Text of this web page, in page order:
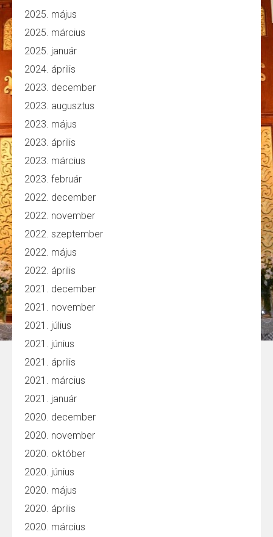
2025. május
2025. március
2025. január
2024. április
2023. december
2023. augusztus
2023. május
2023. április
2023. március
2023. február
2022. december
2022. november
2022. szeptember
2022. május
2022. április
2021. december
2021. november
2021. július
2021. június
2021. április
2021. március
2021. január
2020. december
2020. november
2020. október
2020. június
2020. május
2020. április
2020. március